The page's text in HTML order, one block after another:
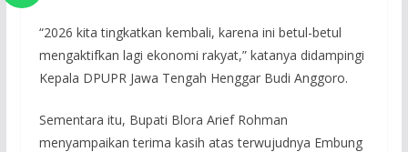
“2026 kita tingkatkan kembali, karena ini betul-betul
mengaktifkan lagi ekonomi rakyat,” katanya didampingi
Kepala DPUPR Jawa Tengah Henggar Budi Anggoro.
Sementara itu, Bupati Blora Arief Rohman
menyampaikan terima kasih atas terwujudnya Embung